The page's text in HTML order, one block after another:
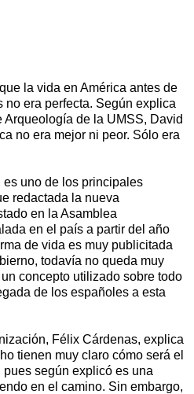
la vida en América antes de
no era perfecta. Según explica
de la UMSS, David
no era mejor ni peor. Sólo era
uno de los principales
redactada la nueva
en la Asamblea
en el país a partir del año
de vida es muy publicitada
todavía no queda muy
concepto utilizado sobre todo
de los españoles a esta
Félix Cárdenas, explica
tienen muy claro cómo será el
según explicó es una
en el camino. Sin embargo,